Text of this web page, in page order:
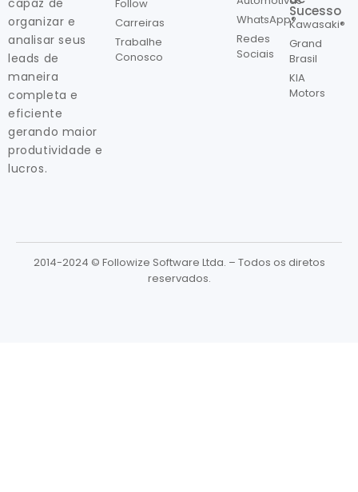
organizar e
analisar seus
leads de
maneira
completa e
eficiente
gerando maior
produtividade e
lucros.
Follow
Carreiras
Trabalhe
Conosco
WhatsApp®
Redes
Sociais
Sucesso
Kawasaki®
Grand
Brasil
KIA
Motors
2014-2024 © Followize Software Ltda. – Todos os diretos
reservados.